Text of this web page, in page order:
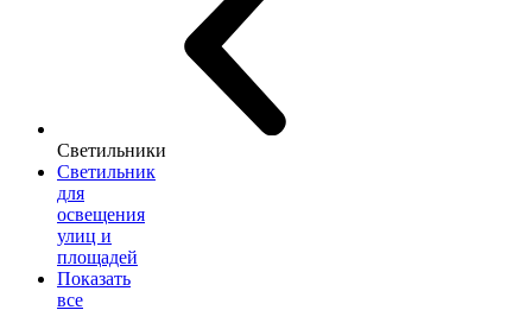
Светильники
Светильник
для
освещения
улиц и
площадей
Показать
все